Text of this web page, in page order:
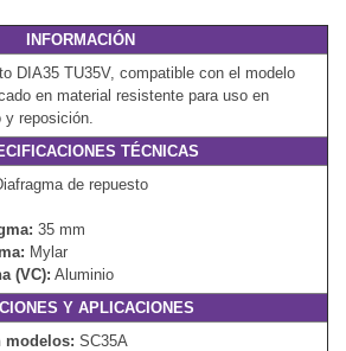
INFORMACIÓN
DIA35 TU35V, compatible con el modelo
en material resistente para uso en
reposición.
TÉCNICAS
de repuesto
35 mm
Mylar
(VC): Aluminio
Y APLICACIONES
modelos: SC35A